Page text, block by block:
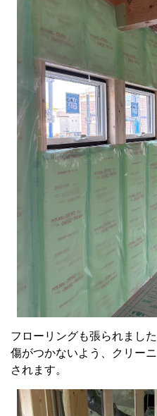
フローリングも張られました
傷がつかないよう、クリー
されます。